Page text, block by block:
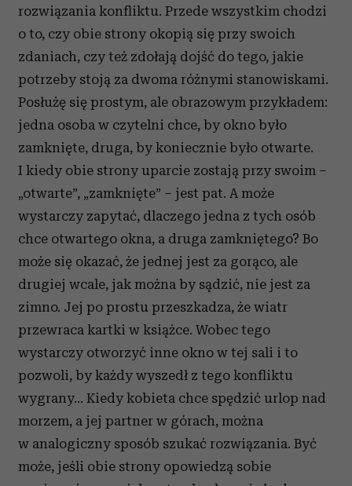
rozwiązania konfliktu. Przede wszystkim chodzi
o to, czy obie strony okopią się przy swoich
zdaniach, czy też zdołają dojść do tego, jakie
potrzeby stoją za dwoma różnymi stanowiskami.
Posłużę się prostym, ale obrazowym przykładem:
jedna osoba w czytelni chce, by okno było
zamknięte, druga, by koniecznie było otwarte.
I kiedy obie strony uparcie zostają przy swoim –
„otwarte”, „zamknięte” – jest pat. A może
wystarczy zapytać, dlaczego jedna z tych osób
chce otwartego okna, a druga zamkniętego? Bo
może się okazać, że jednej jest za gorąco, ale
drugiej wcale, jak można by sądzić, nie jest za
zimno. Jej po prostu przeszkadza, że wiatr
przewraca kartki w książce. Wobec tego
wystarczy otworzyć inne okno w tej sali i to
pozwoli, by każdy wyszedł z tego konfliktu
wygrany… Kiedy kobieta chce spędzić urlop nad
morzem, a jej partner w górach, można
w analogiczny sposób szukać rozwiązania. Być
może, jeśli obie strony opowiedzą sobie